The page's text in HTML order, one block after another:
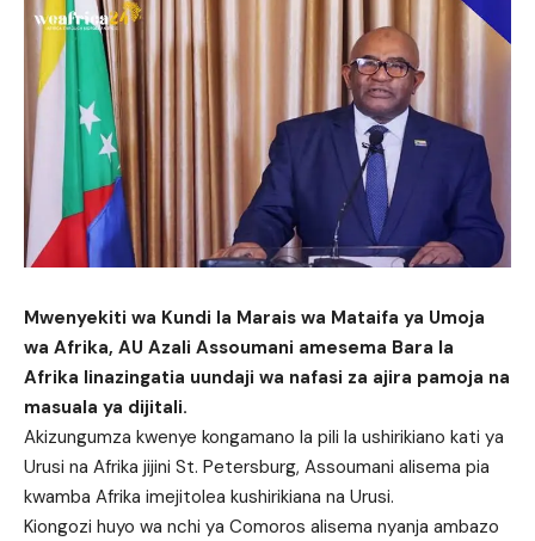
Mwenyekiti wa Kundi la Marais wa Mataifa ya Umoja
wa Afrika, AU Azali Assoumani amesema Bara la
Afrika linazingatia uundaji wa nafasi za ajira pamoja na
masuala ya dijitali.
Akizungumza kwenye kongamano la pili la ushirikiano kati ya
Urusi na Afrika jijini St. Petersburg, Assoumani alisema pia
kwamba Afrika imejitolea kushirikiana na Urusi.
Kiongozi huyo wa nchi ya Comoros alisema nyanja ambazo